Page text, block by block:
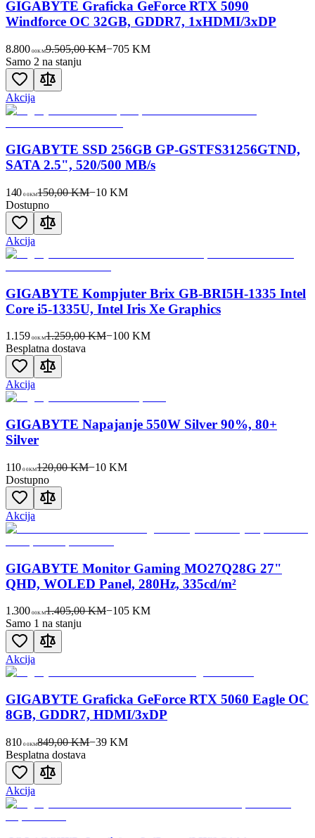
GIGABYTE Graficka GeForce RTX 5090
Windforce OC 32GB, GDDR7, 1xHDMI/3xDP
8.800 00KM9.505,00 KM−705KM
Samo 2 na stanju
Akcija
GIGABYTE SSD 256GB GP-GSTFS31256GTND,
SATA 2.5", 520/500 MB/s
140 00KM150,00 KM−10 KM
Dostupno
Akcija
GIGABYTE Kompjuter Brix GB-BRI5H-1335 Intel
Core i5-1335U, Intel Iris Xe Graphics
1.159 00KM1.259,00 KM−100KM
Besplatna dostava
Akcija
GIGABYTE Napajanje 550W Silver 90%, 80+
Silver
110 00KM120,00 KM−10 KM
Dostupno
Akcija
GIGABYTE Monitor Gaming MO27Q28G 27"
QHD, WOLED Panel, 280Hz, 335cd/m²
1.300 00KM1.405,00 KM−105KM
Samo 1 na stanju
Akcija
GIGABYTE Graficka GeForce RTX 5060 Eagle OC
8GB, GDDR7, HDMI/3xDP
810 00KM849,00 KM−39 KM
Besplatna dostava
Akcija